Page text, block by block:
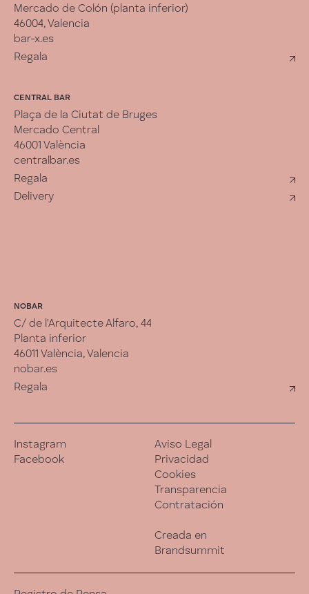
Mercado de Colón (planta inferior)
46004, Valencia
bar-x.es
Regala
CENTRAL BAR
Plaça de la Ciutat de Bruges
Mercado Central
46001 València
centralbar.es
Regala
Delivery
NOBAR
C/ de l'Arquitecte Alfaro, 44
Planta inferior
46011 València, Valencia
nobar.es
Regala
Instagram
Facebook
Aviso Legal
Privacidad
Cookies
Transparencia
Contratación
Creada en
Brandsummit